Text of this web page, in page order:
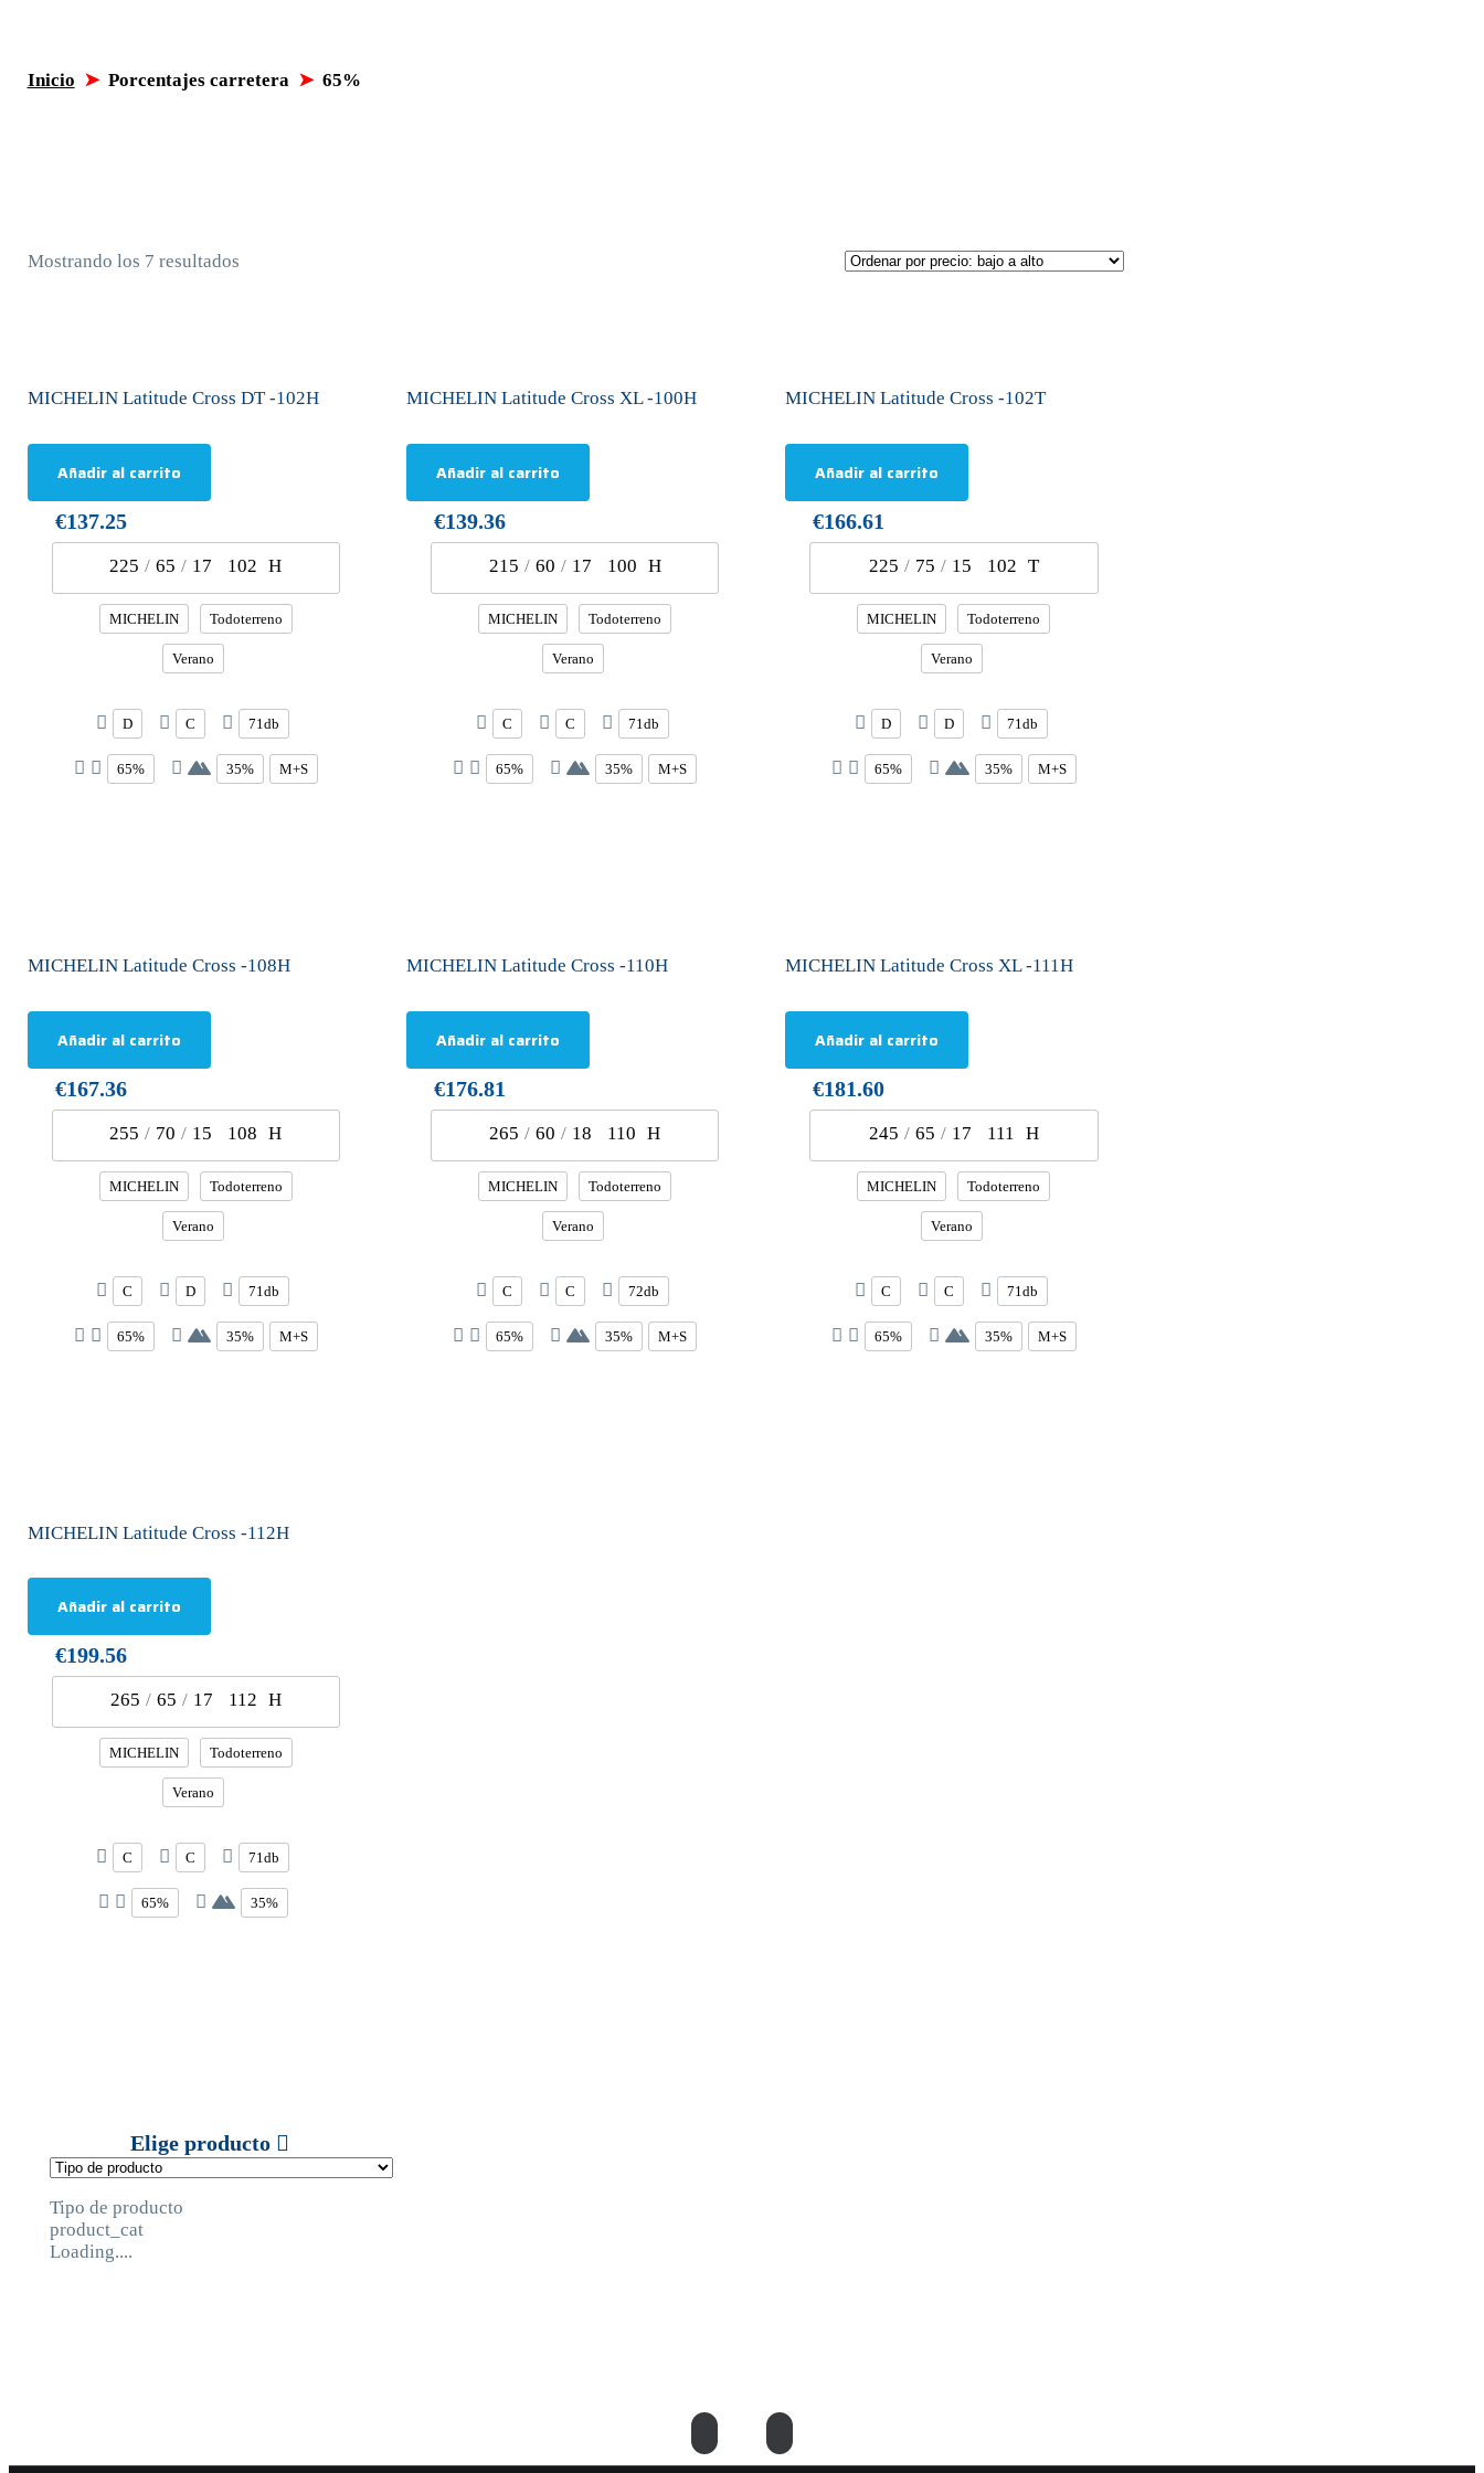
Inicio ➤ Porcentajes carretera ➤ 65%
Mostrando los 7 resultados
MICHELIN Latitude Cross DT -102H
Añadir al carrito
€137.25
225 / 65 / 17 102 H
MICHELIN Todoterreno
Verano
D C 71db
65% 35% M+S
MICHELIN Latitude Cross XL -100H
Añadir al carrito
€139.36
215 / 60 / 17 100 H
MICHELIN Todoterreno
Verano
C C 71db
65% 35% M+S
MICHELIN Latitude Cross -102T
Añadir al carrito
€166.61
225 / 75 / 15 102 T
MICHELIN Todoterreno
Verano
D D 71db
65% 35% M+S
MICHELIN Latitude Cross -108H
Añadir al carrito
€167.36
255 / 70 / 15 108 H
MICHELIN Todoterreno
Verano
C D 71db
65% 35% M+S
MICHELIN Latitude Cross -110H
Añadir al carrito
€176.81
265 / 60 / 18 110 H
MICHELIN Todoterreno
Verano
C C 72db
65% 35% M+S
MICHELIN Latitude Cross XL -111H
Añadir al carrito
€181.60
245 / 65 / 17 111 H
MICHELIN Todoterreno
Verano
C C 71db
65% 35% M+S
MICHELIN Latitude Cross -112H
Añadir al carrito
€199.56
265 / 65 / 17 112 H
MICHELIN Todoterreno
Verano
C C 71db
65% 35%
Elige producto
Tipo de producto
product_cat
Loading....